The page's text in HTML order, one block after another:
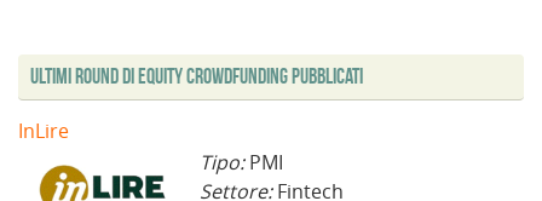
Ultimi Round di Equity Crowdfunding Pubblicati
InLire
Tipo:PMI
Settore:Fintech